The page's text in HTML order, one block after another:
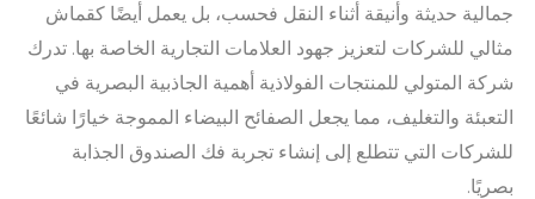
جمالية حديثة وأنيقة أثناء النقل فحسب، بل يعمل أيضًا كقماش
مثالي للشركات لتعزيز جهود العلامات التجارية الخاصة بها. تدرك
شركة المتولي للمنتجات الفولاذية أهمية الجاذبية البصرية في
التعبئة والتغليف، مما يجعل الصفائح البيضاء المموجة خيارًا شائعًا
للشركات التي تتطلع إلى إنشاء تجربة فك الصندوق الجذابة
بصريًا.